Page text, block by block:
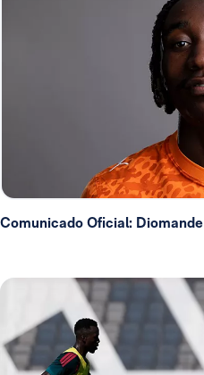
Comunicado Oficial: Diomande